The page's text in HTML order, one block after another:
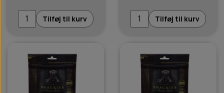
Tilføj til kurv Tilføj til kurv